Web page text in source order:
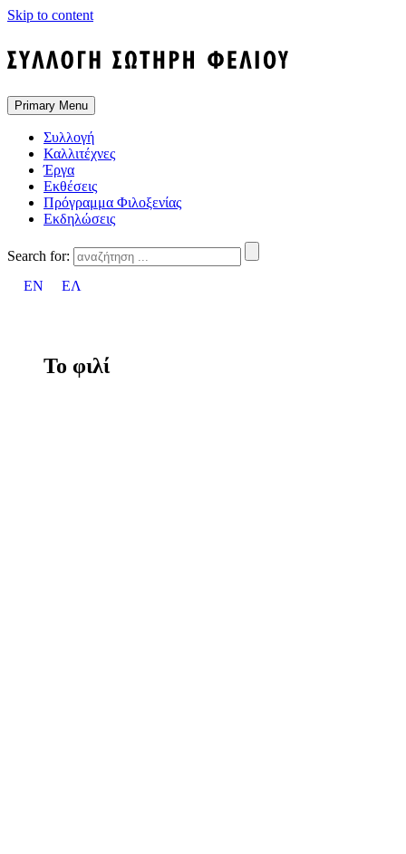
Skip to content
Primary Menu
Συλλογή
Καλλιτέχνες
Έργα
Εκθέσεις
Πρόγραμμα Φιλοξενίας
Εκδηλώσεις
Search for:
EN
ΕΛ
Το φιλί